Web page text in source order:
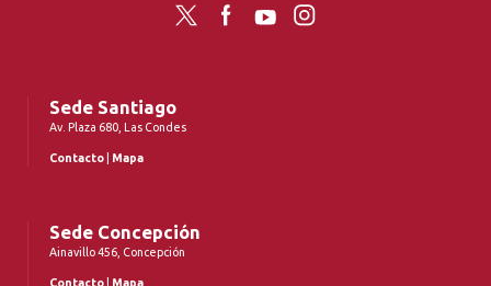
Twitter FacebookYouTubeInstagram
Sede Santiago
Av. Plaza 680, Las Condes
Contacto Mapa
Sede Concepción
Ainavillo 456, Concepción
Contacto Mapa